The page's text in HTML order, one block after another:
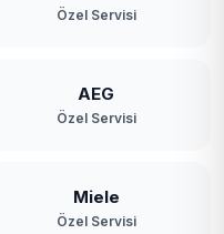
Özel Servisi
AEG
Özel Servisi
Miele
Özel Servisi